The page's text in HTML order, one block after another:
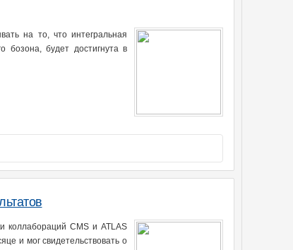
на то, что интегральная
бозона, будет достигнута в
коллабораций CMS и ATLAS
и мог свидетельствовать о